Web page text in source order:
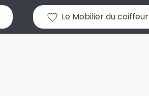
Le Mobilier du coiffeur